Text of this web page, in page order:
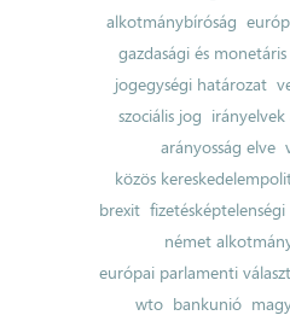
alkotmánybíróság
gazdasági és
jogegységi határozat
szociális jog
arányosság elve
közös
brexit
német
európai parlamenti
wto bankunió